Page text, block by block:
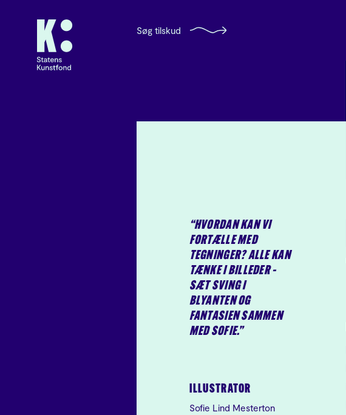
Søg tilskud
“HVORDAN KAN VI
FORTÆLLE MED
TEGNINGER? ALLE KAN
TÆNKE I BILLEDER –
SÆT SVING I
BLYANTEN OG
FANTASIEN SAMMEN
MED SOFIE.”
ILLUSTRATOR
Sofie Lind Mesterton